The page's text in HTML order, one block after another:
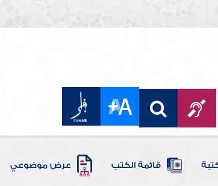
قائمة الكتب عرض موضوعي